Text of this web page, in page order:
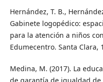
Hernández, T. B.,
Gabinete logopédico:
para la atención a niños
Edumecentro. Santa Clara,
Medina, M. (2017). La